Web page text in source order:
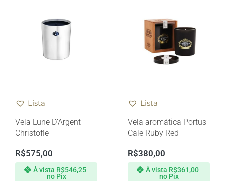
Lista
Vela Lune D’Argent
Christofle
R$575,00
À vista R$546,25
no Pix
Lista
Vela aromática Portus
Cale Ruby Red
R$380,00
À vista R$361,00
no Pix